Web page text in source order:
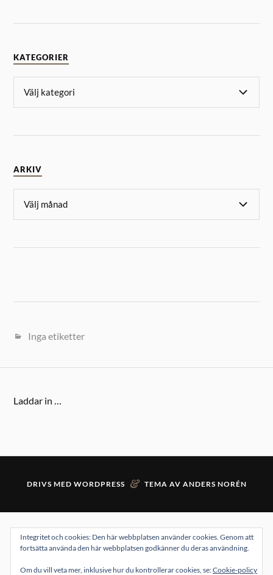
KATEGORIER
ARKIV
Inga etiketter
Laddar in …
DRIVS MED WORDPRESS & TEMA AV ANDERS NORÉN
Integritet och cookies: Den här webbplatsen använder cookies. Genom att
fortsätta använda den här webbplatsen godkänner du deras användning.
Om du vill veta mer, inklusive hur du kontrollerar cookies, se:Cookie-policy